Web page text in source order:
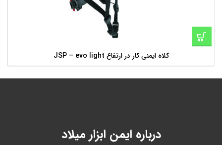
کلاه ایمنی کار در ارتفاع JSP – evo light
درباره ایمن ابزار میلاد